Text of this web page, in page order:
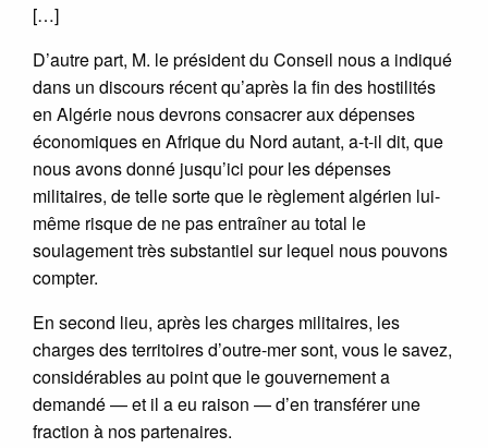
[…]
D’autre part, M. le président du Conseil nous a indiqué
dans un discours récent qu’après la fin des hostilités
en Algérie nous devrons consacrer aux dépenses
économiques en Afrique du Nord autant, a-t-il dit, que
nous avons donné jusqu’ici pour les dépenses
militaires, de telle sorte que le règlement algérien lui-
même risque de ne pas entraîner au total le
soulagement très substantiel sur lequel nous pouvons
compter.
En second lieu, après les charges militaires, les
charges des territoires d’outre-mer sont, vous le savez,
considérables au point que le gouvernement a
demandé — et il a eu raison — d’en transférer une
fraction à nos partenaires.